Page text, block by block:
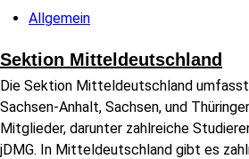
Allgemein
Sektion Mitteldeutschland
Die Sektion Mitteldeutschland
Sachsen-Anhalt, Sachsen, und
Mitglieder, darunter zahlreiche
jDMG. In Mitteldeutschland gibt es